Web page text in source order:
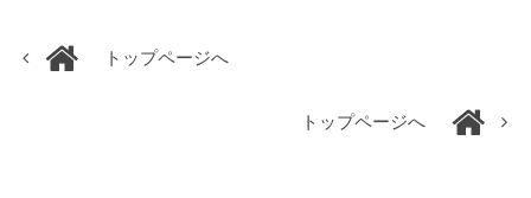
トップページへ
トップページへ